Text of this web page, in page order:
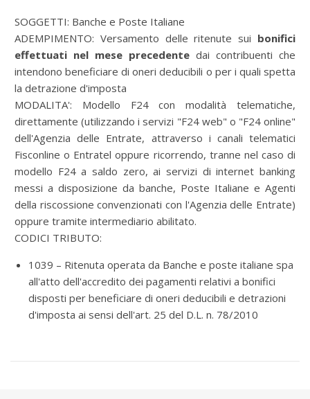
SOGGETTI: Banche e Poste Italiane
ADEMPIMENTO: Versamento delle ritenute sui bonifici
effettuati nel mese precedente dai contribuenti che
intendono beneficiare di oneri deducibili o per i quali spetta
la detrazione d'imposta
MODALITA': Modello F24 con modalità telematiche,
direttamente (utilizzando i servizi "F24 web" o "F24 online"
dell'Agenzia delle Entrate, attraverso i canali telematici
Fisconline o Entratel oppure ricorrendo, tranne nel caso di
modello F24 a saldo zero, ai servizi di internet banking
messi a disposizione da banche, Poste Italiane e Agenti
della riscossione convenzionati con l'Agenzia delle Entrate)
oppure tramite intermediario abilitato.
CODICI TRIBUTO:
1039 – Ritenuta operata da Banche e poste italiane spa
all'atto dell'accredito dei pagamenti relativi a bonifici
disposti per beneficiare di oneri deducibili e detrazioni
d'imposta ai sensi dell'art. 25 del D.L. n. 78/2010